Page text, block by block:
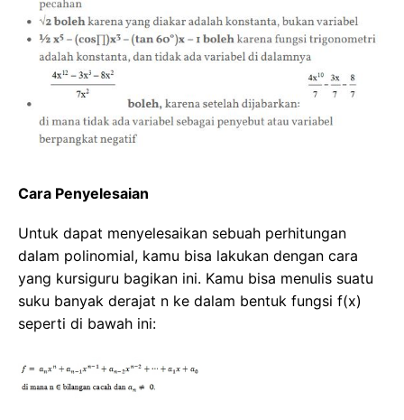
Cara Penyelesaian
Untuk dapat menyelesaikan sebuah perhitungan
dalam polinomial, kamu bisa lakukan dengan cara
yang kursiguru bagikan ini. Kamu bisa menulis suatu
suku banyak derajat n ke dalam bentuk fungsi f(x)
seperti di bawah ini: